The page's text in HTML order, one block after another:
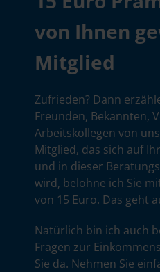
von Ihnen
Mitglied
Zufrieden? Dann
Freunden, Bekannten,
Arbeitskollegen von
Mitglied, das sich auf
und in dieser
wird, belohne ich Sie
von 15 Euro. Das geht
Natürlich bin ich auch
Fragen zur
Sie da. Nehmen Sie